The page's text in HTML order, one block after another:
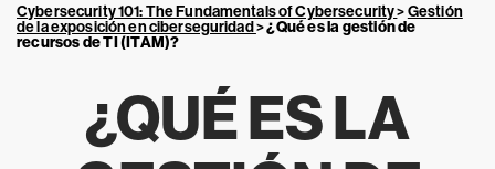
Cybersecurity 101: The Fundamentals of Cybersecurity>Gestión
de la exposición en ciberseguridad>¿Qué es la gestión de
recursos de TI (ITAM)?
¿QUÉ ES LA